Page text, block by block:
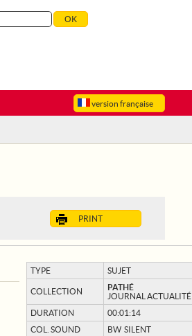
version française
PRINT
TYPE SUJET
COLLECTION
PATHÉ
JOURNAL ACTUALITÉ
DURATION
00:01:14
COL. SOUND
BW SILENT